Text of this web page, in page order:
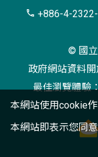
博
+886-4-
© 國
政府網站資料
最佳瀏覽體驗
本網站使用cookie
本網站即表示您同